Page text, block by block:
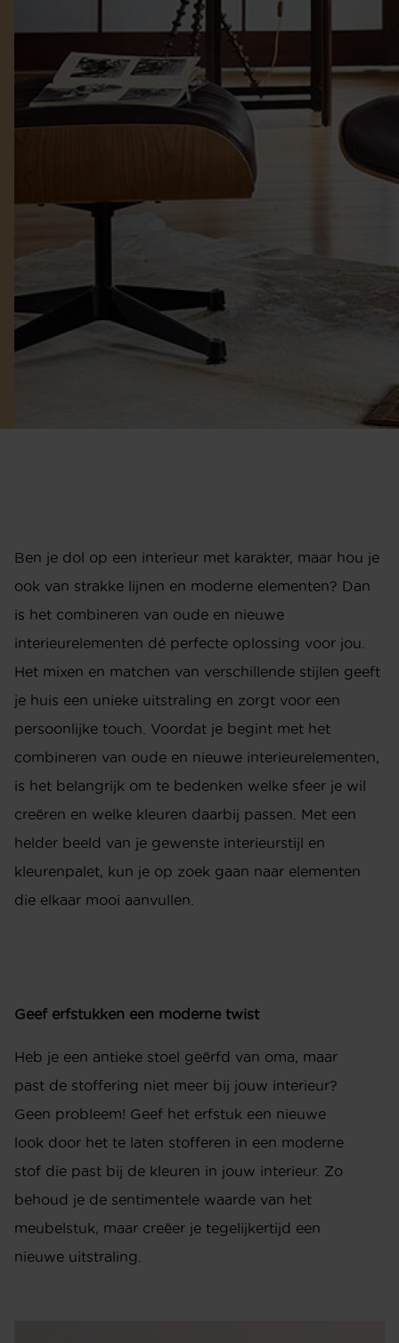
Ben je dol op een interieur met karakter, maar hou je
ook van strakke lijnen en moderne elementen? Dan
is het combineren van oude en nieuwe
interieurelementen dé perfecte oplossing voor jou.
Het mixen en matchen van verschillende stijlen geeft
je huis een unieke uitstraling en zorgt voor een
persoonlijke touch. Voordat je begint met het
combineren van oude en nieuwe interieurelementen,
is het belangrijk om te bedenken welke sfeer je wil
creëren en welke kleuren daarbij passen. Met een
helder beeld van je gewenste interieurstijl en
kleurenpalet, kun je op zoek gaan naar elementen
die elkaar mooi aanvullen.
Geef erfstukken een moderne twist
Heb je een antieke stoel geërfd van oma, maar
past de stoffering niet meer bij jouw interieur?
Geen probleem! Geef het erfstuk een nieuwe
look door het te laten stofferen in een moderne
stof die past bij de kleuren in jouw interieur. Zo
behoud je de sentimentele waarde van het
meubelstuk, maar creëer je tegelijkertijd een
nieuwe uitstraling.